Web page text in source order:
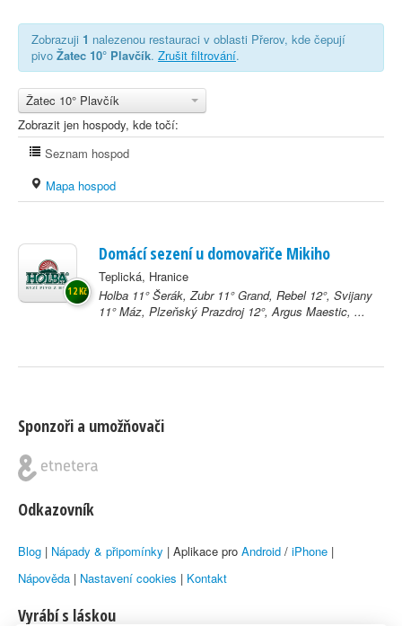
Zobrazuji 1 nalezenou restauraci v oblasti Přerov, kde čepují
pivo Žatec 10° Plavčík. Zrušit filtrování.
Žatec 10° Plavčík
Zobrazit jen hospody, kde točí:
Seznam hospod
Mapa hospod
Domácí sezení u domovařiče Mikiho
Teplická, Hranice
Holba 11° Šerák, Zubr 11° Grand, Rebel 12°, Svijany
11° Máz, Plzeňský Prazdroj 12°, Argus Maestic, ...
12 Kč
Sponzoři a umožňovači
Odkazovník
Blog | Nápady & připomínky | Aplikace pro Android / iPhone |
Nápověda | Nastavení cookies | Kontakt
Vyrábí s láskou